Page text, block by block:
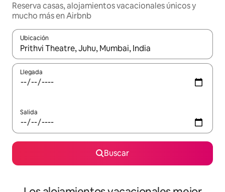
Reserva casas, alojamientos vacacionales únicos y
mucho más en Airbnb
Ubicación
Cuando los resultados estén disponibles, podrás navegar
Llegada
Salida
Buscar